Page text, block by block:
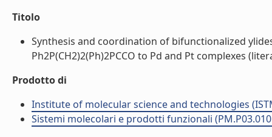
Titolo
Synthesis and coordination of bifunctionalized
Ph2P(CH2)2(Ph)2PCCO to Pd and Pt complexes
Prodotto di
Institute of molecular science and technologies
Sistemi molecolari e prodotti funzionali